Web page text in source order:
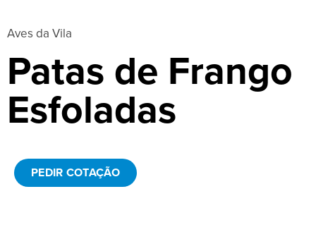
Aves da Vila
Patas de Frango
Esfoladas
PEDIR COTAÇÃO